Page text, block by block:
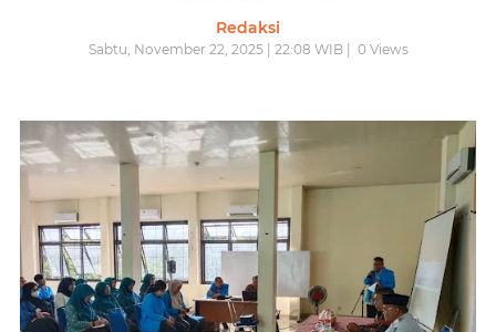
Redaksi
Sabtu, November 22, 2025 | 22:08 WIB | 0Views